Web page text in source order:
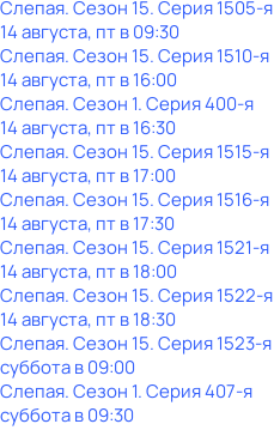
Слепая. Сезон 15. Серия 1505-я
14 августа, пт в 09:30
Слепая. Сезон 15. Серия 1510-я
14 августа, пт в 16:00
Слепая. Сезон 1. Серия 400-я
14 августа, пт в 16:30
Слепая. Сезон 15. Серия 1515-я
14 августа, пт в 17:00
Слепая. Сезон 15. Серия 1516-я
14 августа, пт в 17:30
Слепая. Сезон 15. Серия 1521-я
14 августа, пт в 18:00
Слепая. Сезон 15. Серия 1522-я
14 августа, пт в 18:30
Слепая. Сезон 15. Серия 1523-я
субботав09:00
Слепая. Сезон 1. Серия 407-я
субботав09:30